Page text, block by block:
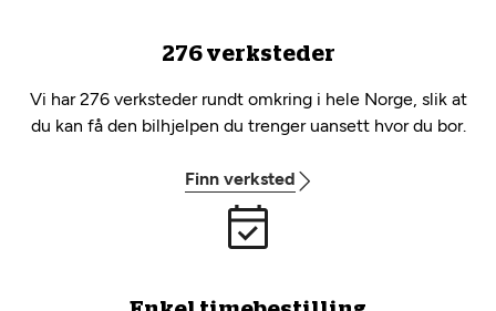
276 verksteder
Vi har 276 verksteder rundt omkring i hele Norge, slik at
du kan få den bilhjelpen du trenger uansett hvor du bor.
Finn verksted